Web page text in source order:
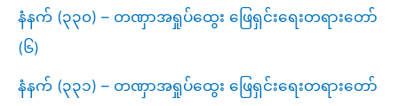
နံနက် (၃၃၀) – တဏှာအရှုပ်ထွေး ဖြေရှင်းရေးတရားတော်
(၆)
နံနက် (၃၃၁) – တဏှာအရှုပ်ထွေး ဖြေရှင်းရေးတရားတော်